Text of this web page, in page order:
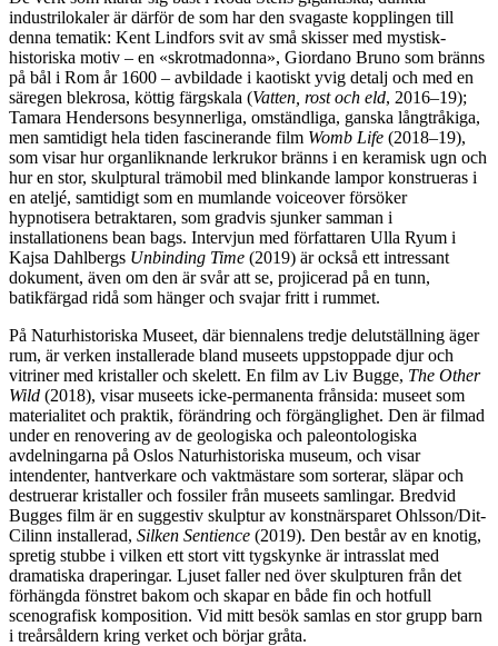
industrilokaler är därför de som har den svagaste kopplingen till
denna tematik: Kent Lindfors svit av små skisser med mystisk-
historiska motiv – en «skrotmadonna», Giordano Bruno som bränns
på bål i Rom år 1600 – avbildade i kaotiskt yvig detalj och med en
säregen blekrosa, köttig färgskala (Vatten, rost och eld, 2016–19);
Tamara Hendersons besynnerliga, omständliga, ganska långtråkiga,
men samtidigt hela tiden fascinerande film Womb Life (2018–19),
som visar hur organliknande lerkrukor bränns i en keramisk ugn och
hur en stor, skulptural trämobil med blinkande lampor konstrueras i
en ateljé, samtidigt som en mumlande voiceover försöker
hypnotisera betraktaren, som gradvis sjunker samman i
installationens bean bags. Intervjun med författaren Ulla Ryum i
Kajsa Dahlbergs Unbinding Time (2019) är också ett intressant
dokument, även om den är svår att se, projicerad på en tunn,
batikfärgad ridå som hänger och svajar fritt i rummet.
På Naturhistoriska Museet, där biennalens tredje delutställning äger
rum, är verken installerade bland museets uppstoppade djur och
vitriner med kristaller och skelett. En film av Liv Bugge, The Other
Wild (2018), visar museets icke-permanenta frånsida: museet som
materialitet och praktik, förändring och förgänglighet. Den är filmad
under en renovering av de geologiska och paleontologiska
avdelningarna på Oslos Naturhistoriska museum, och visar
intendenter, hantverkare och vaktmästare som sorterar, släpar och
destruerar kristaller och fossiler från museets samlingar. Bredvid
Bugges film är en suggestiv skulptur av konstnärsparet Ohlsson/Dit-
Cilinn installerad, Silken Sentience (2019). Den består av en knotig,
spretig stubbe i vilken ett stort vitt tygskynke är intrasslat med
dramatiska draperingar. Ljuset faller ned över skulpturen från det
förhängda fönstret bakom och skapar en både fin och hotfull
scenografisk komposition. Vid mitt besök samlas en stor grupp barn
i treårsåldern kring verket och börjar gråta.